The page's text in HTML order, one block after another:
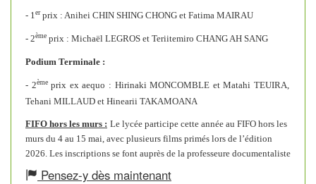
FIFO hors les murs 2026
- 1 erprix : Anihei CHIN SHING CHONG et Fatima MAIRAU
- 2ème prix : Michaël LEGROS et Teriitemiro CHANG AH SANG
Podium Terminale :
- 2èmeprix ex aequo : Hirinaki MONCOMBLE et Matahi TEUIRA,
Tehani MILLAUD et Hinearii TAKAMOANA
FIFO hors les murs : Le lycée participe cette année au FIFO hors les
murs du 4 au 15 mai, avec plusieurs films primés lors de l’édition
2026. Les inscriptions se font auprès de la professeure documentaliste
Pensez-y dès maintenant